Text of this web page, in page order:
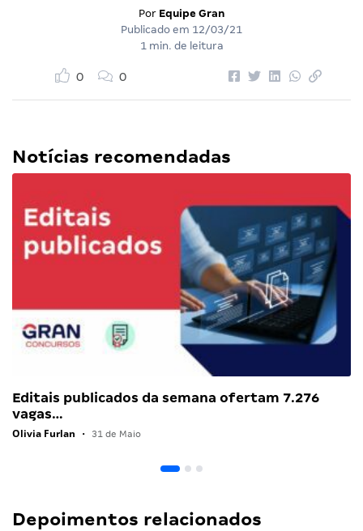
Por Equipe Gran
Publicado em 12/03/21
1 min. de leitura
0 0
Notícias recomendadas
Editais publicados da semana ofertam 7.276
vagas…
Olivia Furlan • 31 de Maio
Depoimentos relacionados